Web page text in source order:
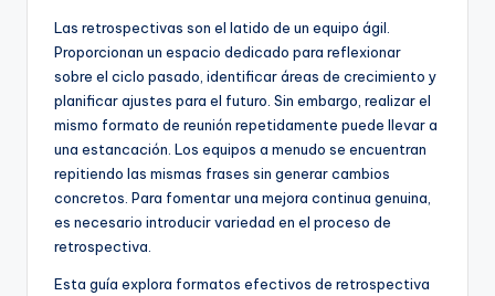
S
o
w
Las retrospectivas son el latido de un equipo ágil.
Proporcionan un espacio dedicado para reflexionar
sobre el ciclo pasado, identificar áreas de crecimiento y
planificar ajustes para el futuro. Sin embargo, realizar el
mismo formato de reunión repetidamente puede llevar a
una estancación. Los equipos a menudo se encuentran
repitiendo las mismas frases sin generar cambios
concretos. Para fomentar una mejora continua genuina,
es necesario introducir variedad en el proceso de
retrospectiva.
Esta guía explora formatos efectivos de retrospectiva